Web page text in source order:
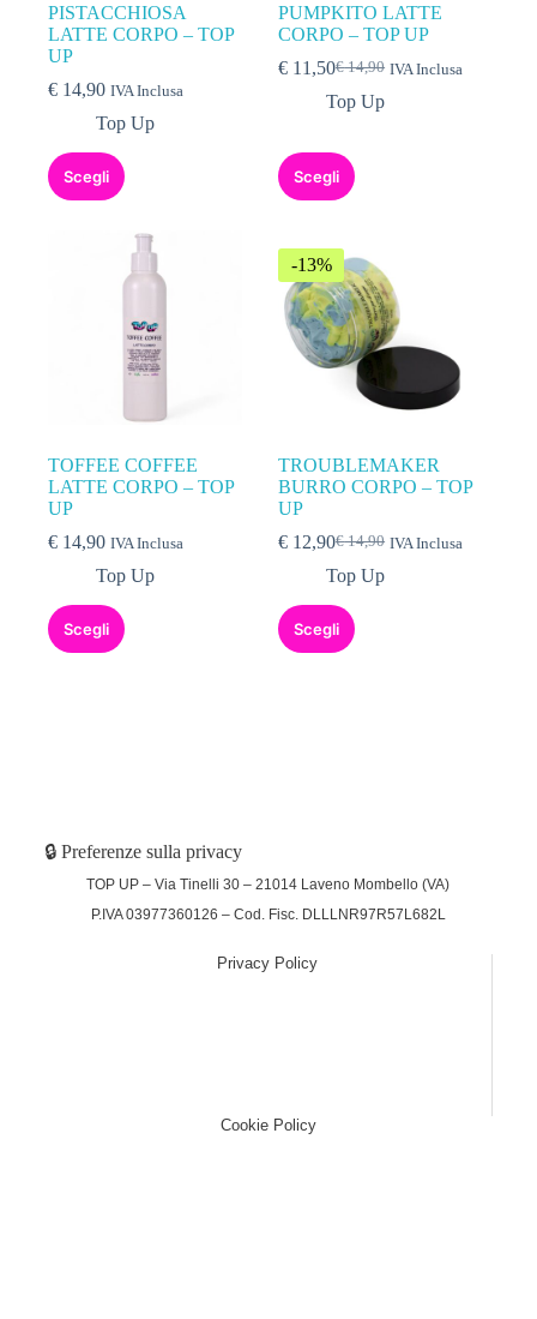
PISTACCHIOSA
LATTE CORPO – TOP
UP
€ 14,90 IVA Inclusa
Top Up
Scegli
PUMPKITO LATTE
CORPO – TOP UP
€14,90
€ 11,50 IVA Inclusa
Top Up
Scegli
TOFFEE COFFEE
LATTE CORPO – TOP
UP
€ 14,90 IVA Inclusa
Top Up
Scegli
-13%
TROUBLEMAKER
BURRO CORPO – TOP
UP
€14,90
€ 12,90 IVA Inclusa
Top Up
Scegli
🔒 Preferenze sulla privacy
TOP UP – Via Tinelli 30 – 21014 Laveno Mombello (VA)
P.IVA 03977360126 – Cod. Fisc. DLLLNR97R57L682L
Privacy Policy
Cookie Policy